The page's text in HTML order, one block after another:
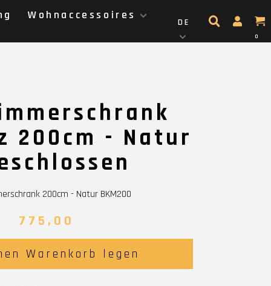
Wohnaccessoires
DE
0
200cm - Natur
200cm - Natur BKM200
775,00
Warenkorb legen